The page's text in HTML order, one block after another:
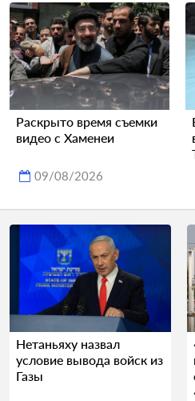
Раскрыто время съемки
видео с Хаменеи
09/08/2026
Нетаньяху назвал
условие вывода войск из
Газы